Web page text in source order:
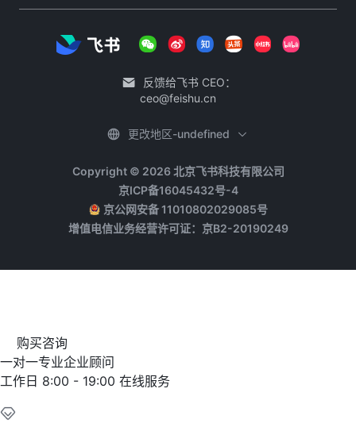
反馈给飞书 CEO：
ceo@feishu.cn
Copyright © 2026 北京飞书科技有限公司
京ICP备16045432号-4
京公网安备 11010802029085号
增值电信业务经营许可证：京B2-20190249
更改地区-undefined
购买咨询
一对一专业企业顾问
工作日 8:00 - 19:00 在线服务